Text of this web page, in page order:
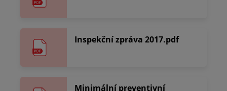
Inspekční zpráva 2017.pdf
Minimální preventivní